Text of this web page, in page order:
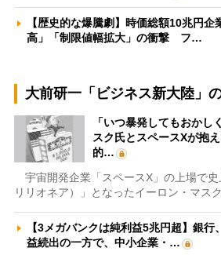
【歴史的な爆騰劇】時価総額10兆円
高」「制限値幅拡大」の衝撃 フ…
大前研一「ビジネス新大陸」
「いつ暴発してもおかし
スク氏とスペースXが抱
的…
宇宙開発企業「スペースX」の上場で史
リリオネア）」となったイーロン・マス
【3メガバンクは純利益5兆円超】銀
益続出の一方で、中小企業・…